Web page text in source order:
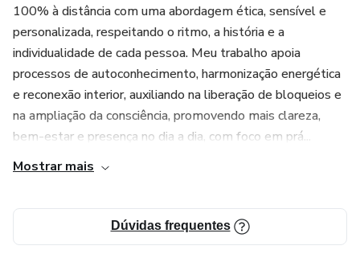
✨ Quando a energia se organiza, o novo encontra espaço.
👉 Inicie uma nova fase com mais equilíbrio, clareza e
leveza.
100% à distância com uma abordagem ética, sensível e
personalizada, respeitando o ritmo, a história e a
individualidade de cada pessoa. Meu trabalho apoia
processos de autoconhecimento, harmonização energética
e reconexão interior, auxiliando na liberação de bloqueios e
na ampliação da consciência, promovendo mais clareza,
bem-estar e presença no dia a dia, com foco em prá...
Mostrar mais
Dúvidas frequentes